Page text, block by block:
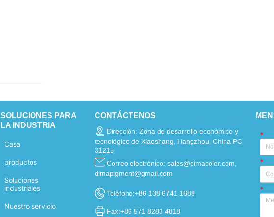
SOLUCIONES PARA
LA INDUSTRIA
Casa
productos
Soluciones
industriales
Nuestro servicio
CONTÁCTENOS
Dirección: Zona de desarrollo económico y
tecnológico de Xiaoshang, Hangzhou, China PC
31215
Correo electrónico: sales@dimacolor.com,
dimapigment@gmail.com
Teléfono:+86 138 6741 1688
Fax:+86 571 8283 4818
*
*
*